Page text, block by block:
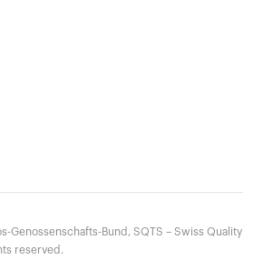
Genossenschafts-Bund, SQTS – Swiss Quality
reserved.